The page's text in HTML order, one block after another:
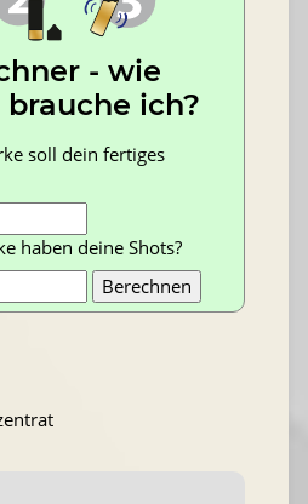
- wie
ich?
soll dein fertiges
haben deine Shots?